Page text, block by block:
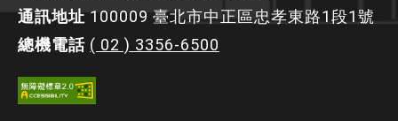
通訊地址 100009 臺北市中正區忠孝東路1段1號
總機電話 ( 02 ) 3356-6500